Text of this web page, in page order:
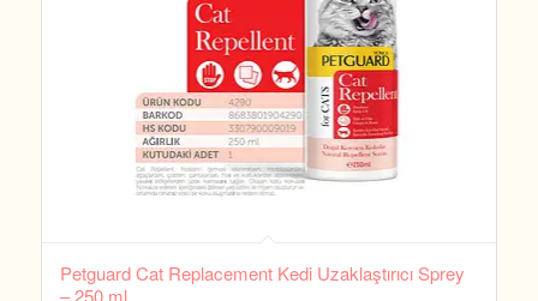
Petguard Cat Replacement Kedi Uzaklaştırıcı Sprey
– 250 ml